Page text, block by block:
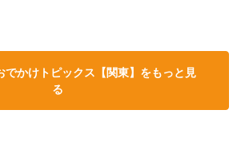
でかけトピックス【関東】をもっと見
る